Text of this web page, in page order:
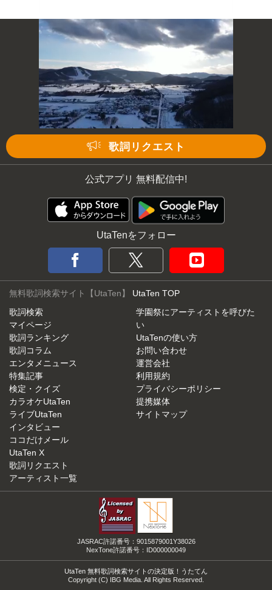
歌詞リクエスト
公式アプリ 無料配信中!
UtaTenをフォロー
無料歌詞検索サイト【UtaTen】 UtaTen TOP
歌詞検索
マイページ
歌詞ランキング
歌詞コラム
エンタメニュース
特集記事
検定・クイズ
カラオケUtaTen
ライブUtaTen
インタビュー
ココだけメール
UtaTen X
歌詞リクエスト
アーティスト一覧
学園祭にアーティストを呼びた
い
UtaTenの使い方
お問い合わせ
運営会社
利用規約
プライバシーポリシー
提携媒体
サイトマップ
JASRAC許諾番号：9015879001Y38026
NexTone許諾番号：ID000000049
UtaTen 無料歌詞検索サイトの決定版！うたてん
Copyright (C) IBG Media. All Rights Reserved.